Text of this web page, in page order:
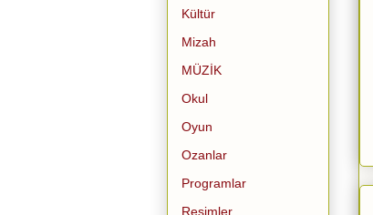
Kültür
Mizah
MÜZİK
Okul
Oyun
Ozanlar
Programlar
Resimler